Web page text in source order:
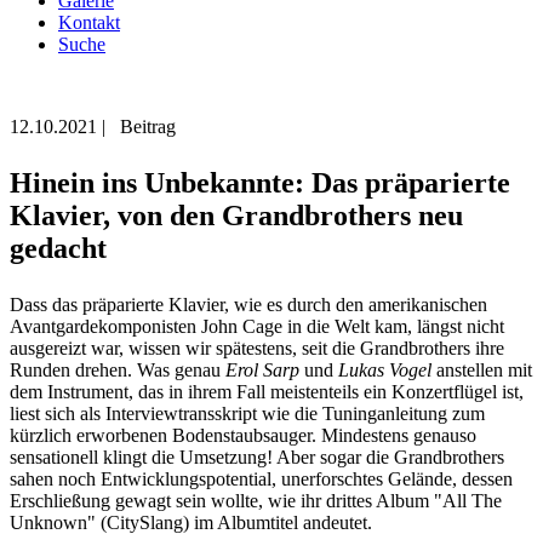
Kontakt
Suche
12.10.2021 | Beitrag
Hinein ins Unbekannte: Das präparierte
Klavier, von den Grandbrothers neu
gedacht
Dass das präparierte Klavier, wie es durch den amerikanischen
Avantgardekomponisten John Cage in die Welt kam, längst nicht
ausgereizt war, wissen wir spätestens, seit die Grandbrothers ihre
Runden drehen. Was genau Erol Sarp und Lukas Vogel anstellen mit
dem Instrument, das in ihrem Fall meistenteils ein Konzertflügel ist,
liest sich als Interviewtransskript wie die Tuninganleitung zum
kürzlich erworbenen Bodenstaubsauger. Mindestens genauso
sensationell klingt die Umsetzung! Aber sogar die Grandbrothers
sahen noch Entwicklungspotential, unerforschtes Gelände, dessen
Erschließung gewagt sein wollte, wie ihr drittes Album "All The
Unknown" (CitySlang) im Albumtitel andeutet.